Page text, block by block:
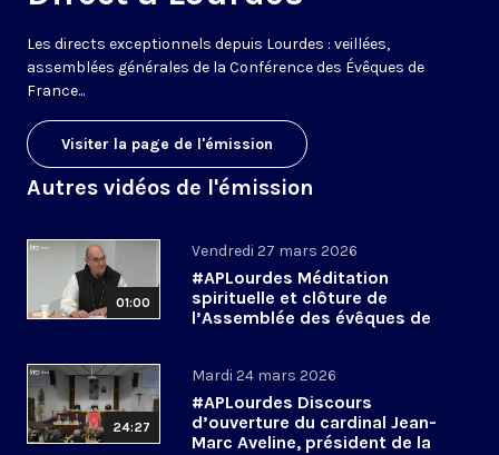
Les directs exceptionnels depuis Lourdes : veillées,
assemblées générales de la Conférence des Évêques de
France...
Visiter la page de l'émission
Autres vidéos de l'émission
01:00
Vendredi 27 mars 2026
#APLourdes Méditation
spirituelle et clôture de
l’Assemblée des évêques de
24:27
Mardi 24 mars 2026
#APLourdes Discours
d’ouverture du cardinal Jean-
Marc Aveline, président de la